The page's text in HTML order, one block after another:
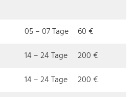
05 – 07 Tage
60 €
14 – 24 Tage
200 €
14 – 24 Tage
200 €